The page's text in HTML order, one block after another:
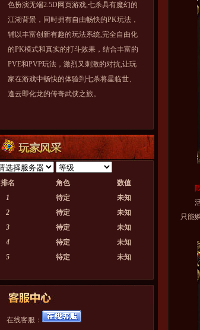
色扮演无端2.5D网页游戏,七杀具有魔幻的
江湖背景，同时拥有自由畅快的PK玩法，
辅以丰富创新有趣的玩法系统,完全自由化
的PK模式和真实的打斗效果，结合丰富的
PVE和PVP玩法，激烈又刺激的对抗,让玩
家在游戏中畅快的体验到七杀将星临世、
逢云即化龙的传奇武侠之旅。
排名 角色
数值
1
待定
未知
2
待定
未知
3
待定
未知
4
待定
未知
5
待定 未知
在线客服：
限
活
只能